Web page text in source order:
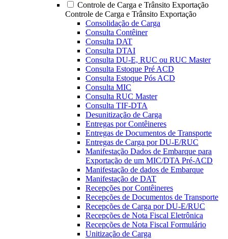
Controle de Carga e Trânsito Exportação
Controle de Carga e Trânsito Exportação
Consolidação de Carga
Consulta Contêiner
Consulta DAT
Consulta DTAI
Consulta DU-E, RUC ou RUC Master
Consulta Estoque Pré ACD
Consulta Estoque Pós ACD
Consulta MIC
Consulta RUC Master
Consulta TIF-DTA
Desunitização de Carga
Entregas por Contêineres
Entregas de Documentos de Transporte
Entregas de Carga por DU-E/RUC
Manifestação Dados de Embarque para
Exportação de um MIC/DTA Pré-ACD
Manifestação de dados de Embarque
Manifestação de DAT
Recepções por Contêineres
Recepções de Documentos de Transporte
Recepções de Carga por DU-E/RUC
Recepções de Nota Fiscal Eletrônica
Recepções de Nota Fiscal Formulário
Unitização de Carga